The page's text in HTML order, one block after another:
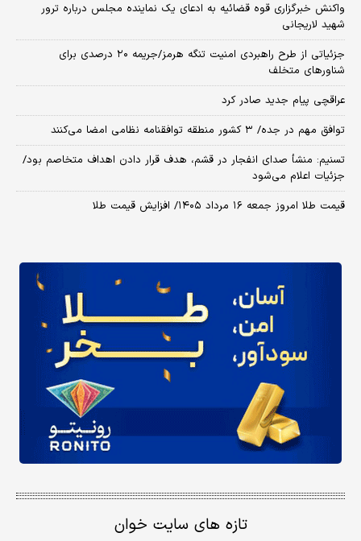
واکنش خبرگزاری قوه قضائیه به ادعای یک نماینده مجلس درباره ترور
شهید لاریجانی
جزئیاتی از طرح راهبردی امنیت تنگه هرمز/جریمه ۲۰ درصدی برای
شناورهای متخلف
عراقچی پیام جدید صادر کرد
توافق مهم در جده/ ۳ کشور منطقه توافقنامه نظامی امضا می‌کنند
تسنیم: منشأ صدای انفجار در قشم، هدف قرار دادن اهداف متخاصم بود/
جزئیات اعلام می‌شود
قیمت طلا امروز جمعه ۱۶ مرداد ۱۴۰۵/ افزایش قیمت طلا
تازه های سایت خوان